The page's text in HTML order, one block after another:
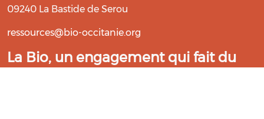
09240 La Bastide de Serou
ressources@bio-occitanie.org
La Bio, un engagement qui fait du
bien !